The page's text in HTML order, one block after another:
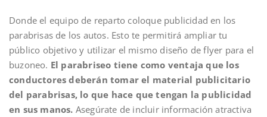
Donde el equipo de reparto coloque publicidad en los
parabrisas de los autos. Esto te permitirá ampliar tu
público objetivo y utilizar el mismo diseño de flyer para el
buzoneo. El parabriseo tiene como ventaja que los
conductores deberán tomar el material publicitario
del parabrisas, lo que hace que tengan la publicidad
en sus manos. Asegúrate de incluir información atractiva